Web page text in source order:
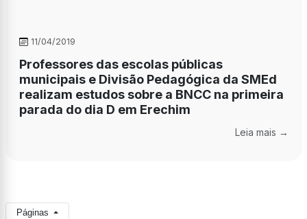
11/04/2019
Professores das escolas públicas
municipais e Divisão Pedagógica da SMEd
realizam estudos sobre a BNCC na primeira
parada do dia D em Erechim
Leia mais →
Páginas